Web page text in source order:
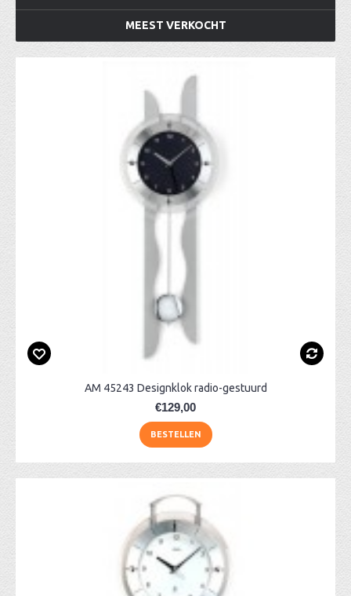
MEEST VERKOCHT
AM 45243 Designklok radio-gestuurd
€129,00
BESTELLEN